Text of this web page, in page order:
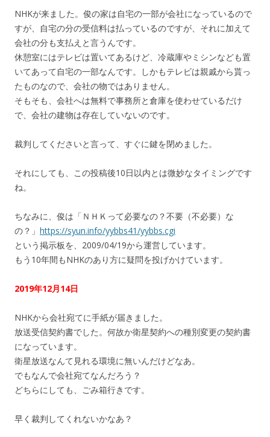
NHKが来ました。俊の家は自宅の一部が会社になっているので
すが、自宅の分の受信料は払っているのですが、それに加えて
会社の分も支払えと言うんです。
休憩室にはテレビは置いてあるけど、冷蔵庫やミシンなども置
いてあって自宅の一部なんです。しかもテレビは親戚から貰っ
たものなので、会社の物ではありません。
そもそも、会社へは無料で事務所と倉庫を使わせているだけ
で、会社の建物は存在していないのです。
裁判してくださいと言って、すぐに鍵を閉めました。
それにしても、この投稿後10日以内とは微妙なタイミングです
ね。
ちなみに、俊は「ＮＨＫって必要なの？不要（不必要）な
の？」 https://syun.info/yybbs41/yybbs.cgi
という掲示板を、2009/04/19から運営しています。
もう10年間もNHKのあり方に疑問を投げかけています。
2019年12月14日
NHKから会社宛てに手紙が届きました。
放送受信契約書でした。何故か衛星契約への種別変更の契約書
になっています。
衛星放送なんて見れる環境に無いんだけどなあ。
でもなんで会社宛てなんだろう？
どちらにしても、ごみ箱行きです。
早く裁判してくれないかなあ？